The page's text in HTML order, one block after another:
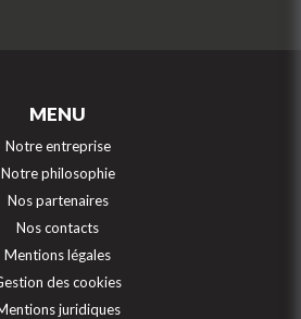
MENU
Notre entreprise
Notre philosophie
Nos partenaires
Nos contacts
Mentions légales
des cookies
juridiques